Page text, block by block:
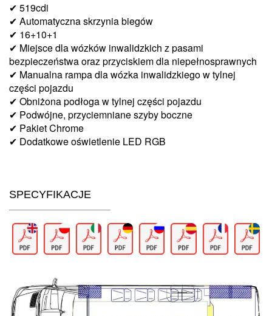
✔ 519cdi
✔ Automatyczna skrzynia biegów
✔ 16+10+1
✔ Miejsce dla wózków inwalidzkich z pasami
bezpieczeństwa oraz przyciskiem dla niepełnosprawnych
✔ Manualna rampa dla wózka inwalidzkiego w tylnej
części pojazdu
✔ Obniżona podłoga w tylnej części pojazdu
✔ Podwójne, przyciemniane szyby boczne
✔ Pakiet Chrome
✔ Dodatkowe oświetlenie LED RGB
SPECYFIKACJE